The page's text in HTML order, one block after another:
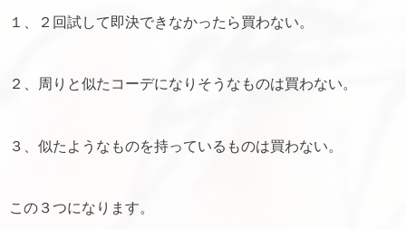
１、２回試して即決できなかったら買わない。
２、周りと似たコーデになりそうなものは買わない。
３、似たようなものを持っているものは買わない。
この３つになります。